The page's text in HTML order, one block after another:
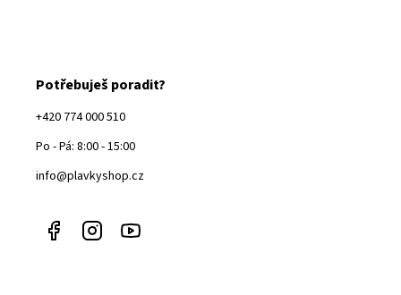
Potřebuješ poradit?
+420 774 000 510
Po - Pá: 8:00 - 15:00
info@plavkyshop.cz